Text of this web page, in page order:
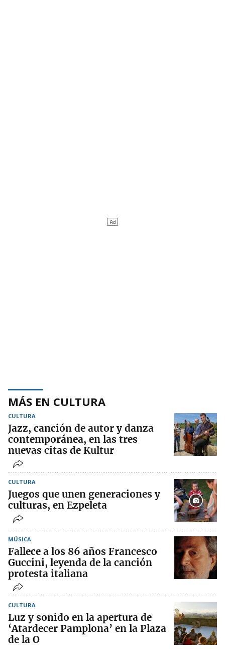
MÁS EN CULTURA
CULTURA
Jazz, canción de autor y danza
contemporánea, en las tres
nuevas citas de Kultur
CULTURA
Juegos que unen generaciones y
culturas, en Ezpeleta
MÚSICA
Fallece a los 86 años Francesco
Guccini, leyenda de la canción
protesta italiana
CULTURA
Luz y sonido en la apertura de
‘Atardecer Pamplona’ en la Plaza
de la O